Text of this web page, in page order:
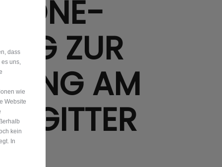
ZUR
AM
dass
uns,
wie
Website
kein
In